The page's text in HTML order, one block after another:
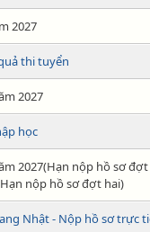
2027
thi tuyển
2027
học
2027(Hạn nộp hồ sơ
nộp hồ sơ đợt hai)
Nhật - Nộp hồ sơ trực